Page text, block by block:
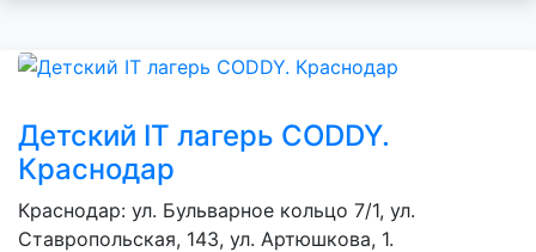
Детский IT лагерь CODDY.
Краснодар
Краснодар: ул. Бульварное кольцо 7/1, ул.
Ставропольская, 143, ул. Артюшкова, 1.